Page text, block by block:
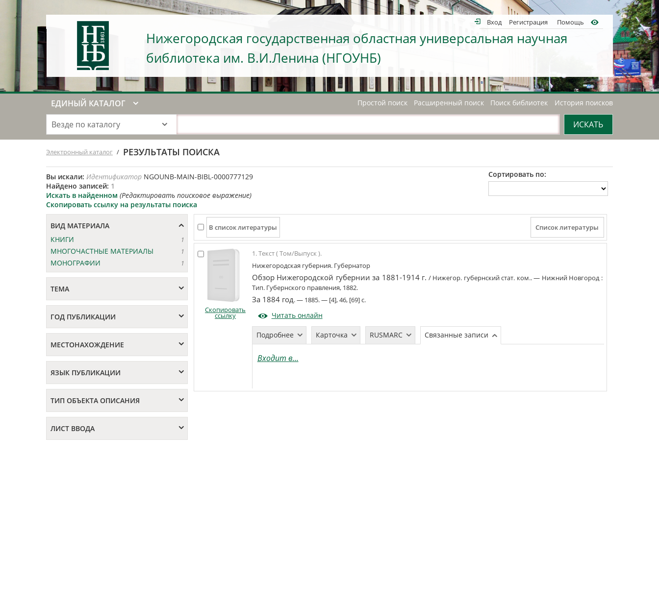
Вход Регистрация Помощь
Нижегородская государственная областная универсальная научная
библиотека им. В.И.Ленина (НГОУНБ)
ЕДИНЫЙ КАТАЛОГ Простой поиск Расширенный поиск Поиск библиотек История поисков
Везде по каталогу
Электронный каталог / РЕЗУЛЬТАТЫ ПОИСКА
Сортировать по:
Вы искали: Идентификатор NGOUNB-MAIN-BIBL-0000777129
Найдено записей: 1
Искать в найденном (Редактировать поисковое выражение)
Скопировать ссылку на результаты поиска
ВИД МАТЕРИАЛА
КНИГИ
1
МНОГОЧАСТНЫЕ МАТЕРИАЛЫ 1
МОНОГРАФИИ 1
ТЕМА
ГОД ПУБЛИКАЦИИ
МЕСТОНАХОЖДЕНИЕ
ЯЗЫК ПУБЛИКАЦИИ
ТИП ОБЪЕКТА ОПИСАНИЯ
ЛИСТ ВВОДА
Скопировать
ссылку
1. Текст ( Том/Выпуск ).
Нижегородская губерния. Губернатор
Обзор Нижегородской губернии за 1881-1914 г. / Нижегор. губернский стат. ком.. — Нижний Новгород :
Тип. Губернского правления,1882.
За 1884 год. —1885. —[4], 46, [69] с.
Читать онлайн
Подробнее Карточка RUSMARC Связанные записи
Входит в...